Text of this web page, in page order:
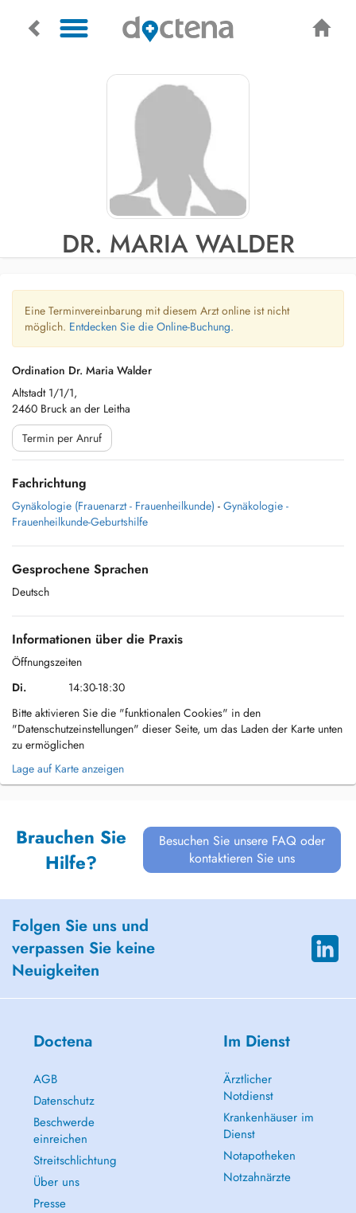
DR. MARIA WALDER
Eine Terminvereinbarung mit diesem Arzt online ist nicht
möglich. Entdecken Sie die Online-Buchung.
Ordination Dr. Maria Walder
Altstadt 1/1/1,
2460 Bruck an der Leitha
Termin per Anruf
Fachrichtung
Gynäkologie (Frauenarzt - Frauenheilkunde) - Gynäkologie -
Frauenheilkunde-Geburtshilfe
Gesprochene Sprachen
Deutsch
Informationen über die Praxis
Öffnungszeiten
Di.
14:30-18:30
Bitte aktivieren Sie die "funktionalen Cookies" in den
"Datenschutzeinstellungen" dieser Seite, um das Laden der Karte unten
zu ermöglichen
Lage auf Karte anzeigen
Brauchen Sie
Hilfe?
Besuchen Sie unsere FAQ oder
kontaktieren Sie uns
Folgen Sie uns und
verpassen Sie keine
Neuigkeiten
Doctena
AGB
Datenschutz
Beschwerde
einreichen
Streitschlichtung
Über uns
Presse
Im Dienst
Ärztlicher
Notdienst
Krankenhäuser im
Dienst
Notapotheken
Notzahnärzte